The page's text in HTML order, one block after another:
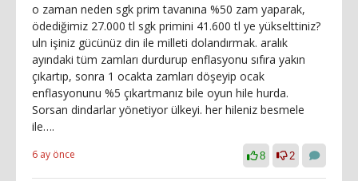
o zaman neden sgk prim tavanına %50 zam yaparak,
ödediğimiz 27.000 tl sgk primini 41.600 tl ye yükselttiniz?
uln işiniz gücünüz din ile milleti dolandırmak. aralık
ayındaki tüm zamları durdurup enflasyonu sıfıra yakın
çıkartıp, sonra 1 ocakta zamları döşeyip ocak
enflasyonunu %5 çıkartmanız bile oyun hile hurda.
Sorsan dindarlar yönetiyor ülkeyi. her hileniz besmele
ile….
6 ay önce 8 2